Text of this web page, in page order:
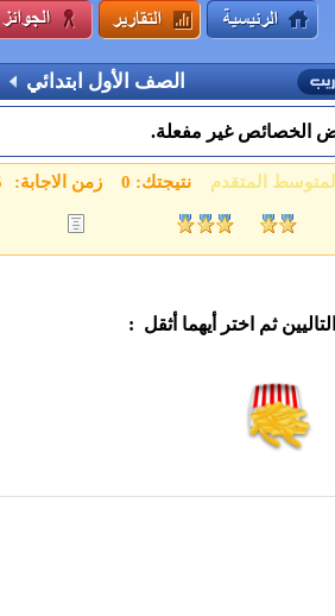
الصف الأول ابتدائي
الخصائص غير مفعلة.
المتوسط المتقدم نتيجتك: 0 زمن الاجابة:
ثم اختر أيهما أثقل :